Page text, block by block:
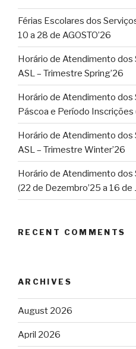
Férias Escolares dos
10 a 28 de AGOSTO’26
Horário de Atendimento
ASL – Trimestre Spring’26
Horário de Atendimento
Páscoa e Período Inscrições
Horário de Atendimento
ASL – Trimestre Winter’26
Horário de Atendimento
(22 de Dezembro’25 a 16 de
RECENT COMMENTS
ARCHIVES
August 2026
April 2026